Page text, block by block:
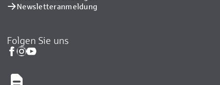
Newsletteranmeldung
Folgen Sie uns